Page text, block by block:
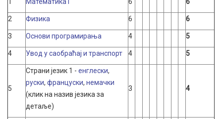
2 Физика 6 6
3 Основи програмирања 4 5
4 Увод у саобраћај и транспорт 4 5
5
Страни језик 1 - енглески,
руски, француски, немачки
(клик на назив језика за
детаље)
3 4